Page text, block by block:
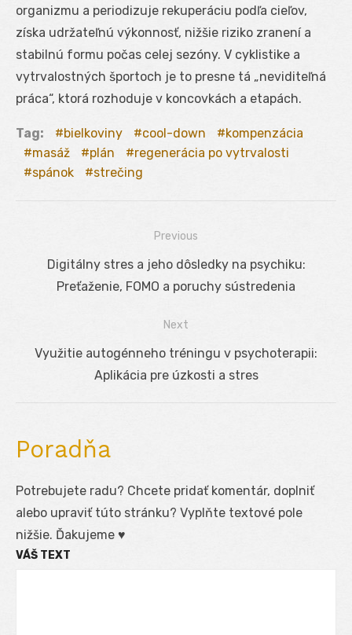
organizmu a periodizuje rekuperáciu podľa cieľov,
získa udržateľnú výkonnosť, nižšie riziko zranení a
stabilnú formu počas celej sezóny. V cyklistike a
vytrvalostných športoch je to presne tá „neviditeľná
práca“, ktorá rozhoduje v koncovkách a etapách.
Tag: bielkoviny cool-down
kompenzácia
masáž
plán
regenerácia po vytrvalosti
spánok
strečing
Navigácia
Previous
Previous
Digitálny stres a jeho dôsledky na psychiku:
Preťaženie, FOMO a poruchy sústredenia
Next
Next
Využitie autogénneho tréningu v psychoterapii:
Aplikácia pre úzkosti a stres
Poradňa
Potrebujete radu? Chcete pridať komentár, doplniť
alebo upraviť túto stránku? Vyplňte textové pole
nižšie. Ďakujeme ♥
VÁŠ TEXT